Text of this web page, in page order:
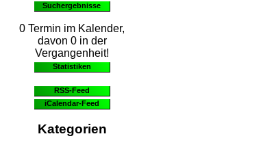
Suchergebnisse
0 Termin im Kalender,
davon 0 in der
Vergangenheit!
Statistiken
RSS-Feed
iCalendar-Feed
Kategorien